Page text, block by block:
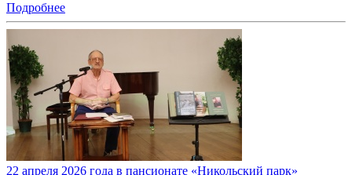
Подробнее
22 апреля 2026 года в пансионате «Никольский парк»